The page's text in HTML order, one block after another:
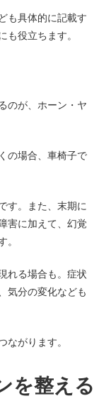
も具体的に記載す
も役立ちます。
のが、ホーン・ヤ
の場合、車椅子で
す。また、末期に
害に加えて、幻覚
。
れる場合も。症状
気分の変化なども
ながります。
を整える